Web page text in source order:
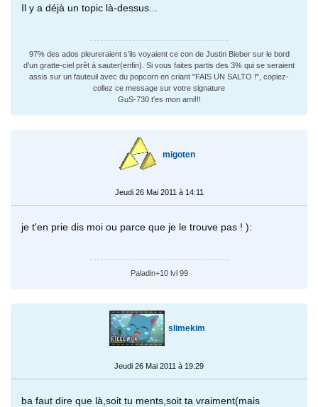
Il y a déjà un topic là-dessus...
97% des ados pleureraient s'ils voyaient ce con de Justin Bieber sur le bord
d'un gratte-ciel prêt à sauter(enfin). Si vous faites partis des 3% qui se seraient
assis sur un fauteuil avec du popcorn en criant "FAIS UN SALTO !", copiez-
collez ce message sur votre signature
GuS-730 t'es mon ami!!!
migoten
Jeudi 26 Mai 2011 à 14:11
je t'en prie dis moi ou parce que je le trouve pas ! ):
Paladin+10 lvl 99
slimekim
Jeudi 26 Mai 2011 à 19:29
ba faut dire que là,soit tu ments,soit ta vraiment(mais